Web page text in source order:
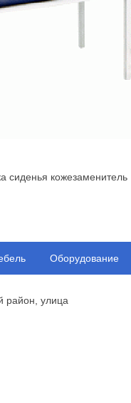
сиденья кожезаменитель
Оборудование
район, улица